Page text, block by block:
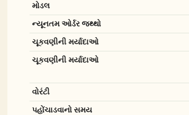
મોડલ
ન્યૂનતમ ઓર્ડર જથ્થો
ચૂકવણીની મર્યાદાઓ
ચૂકવણીની મર્યાદાઓ
વોરંટી
પહોંચાડવાનો સમય